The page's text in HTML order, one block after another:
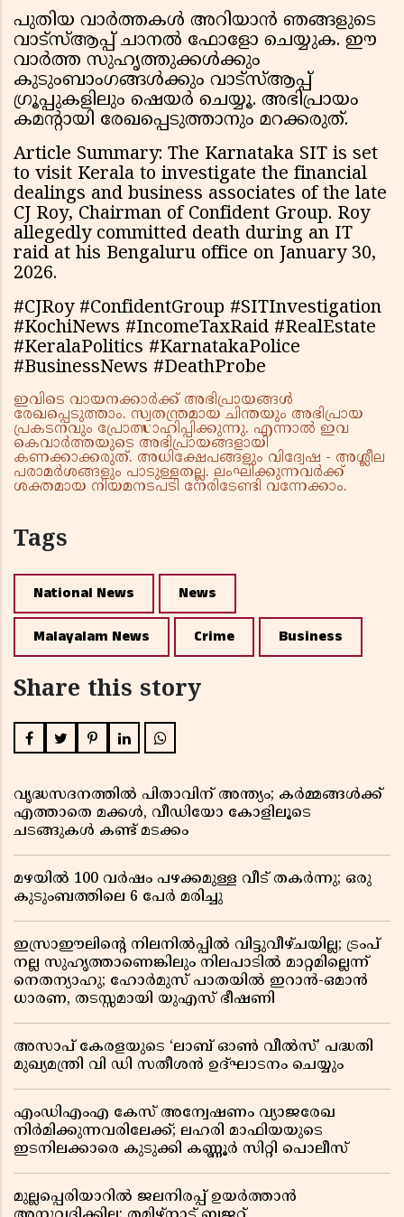
പുതിയ വാർത്തകൾ അറിയാൻ ഞങ്ങളുടെ
വാട്സ്ആപ്പ് ചാനൽ ഫോളോ ചെയ്യുക. ഈ
വാർത്ത സുഹൃത്തുക്കൾക്കും
കുടുംബാംഗങ്ങൾക്കും വാട്സ്ആപ്പ്
ഗ്രൂപ്പുകളിലും ഷെയർ ചെയ്യൂ. അഭിപ്രായം
കമന്റായി രേഖപ്പെടുത്താനും മറക്കരുത്.
Article Summary: The Karnataka SIT is set
to visit Kerala to investigate the financial
dealings and business associates of the late
CJ Roy, Chairman of Confident Group. Roy
allegedly committed death during an IT
raid at his Bengaluru office on January 30,
2026.
#CJRoy #ConfidentGroup #SITInvestigation
#KochiNews #IncomeTaxRaid #RealEstate
#KeralaPolitics #KarnatakaPolice
#BusinessNews #DeathProbe
ഇവിടെ വായനക്കാർക്ക് അഭിപ്രായങ്ങൾ
രേഖപ്പെടുത്താം. സ്വതന്ത്രമായ ചിന്തയും അഭിപ്രായ
പ്രകടനവും പ്രോത്സാഹിപ്പിക്കുന്നു. എന്നാൽ ഇവ
കെവാർത്തയുടെ അഭിപ്രായങ്ങളായി
കണക്കാക്കരുത്. അധിക്ഷേപങ്ങളും വിദ്വേഷ - അശ്ലീല
പരാമർശങ്ങളും പാടുള്ളതല്ല. ലംഘിക്കുന്നവർക്ക്
ശക്തമായ നിയമനടപടി നേരിടേണ്ടി വന്നേക്കാം.
Tags
National News News
Malayalam News Crime Business
Share this story
വൃദ്ധസദനത്തിൽ പിതാവിന് അന്ത്യം; കർമ്മങ്ങൾക്ക്
എത്താതെ മക്കൾ, വീഡിയോ കോളിലൂടെ
ചടങ്ങുകൾ കണ്ട് മടക്കം
മഴയിൽ 100 വർഷം പഴക്കമുള്ള വീട് തകർന്നു; ഒരു
കുടുംബത്തിലെ 6 പേർ മരിച്ചു
ഇസ്രാഈലിന്റെ നിലനിൽപ്പിൽ വിട്ടുവീഴ്ചയില്ല; ട്രംപ്
നല്ല സുഹൃത്താണെങ്കിലും നിലപാടിൽ മാറ്റമില്ലെന്ന്
നെതന്യാഹു; ഹോർമുസ് പാതയിൽ ഇറാൻ-ഒമാൻ
ധാരണ, തടസ്സമായി യുഎസ് ഭീഷണി
അസാപ് കേരളയുടെ ‘ലാബ് ഓൺ വീൽസ്’ പദ്ധതി
മുഖ്യമന്ത്രി വി ഡി സതീശൻ ഉദ്ഘാടനം ചെയ്യും
എംഡിഎംഎ കേസ് അന്വേഷണം വ്യാജരേഖ
നിർമിക്കുന്നവരിലേക്ക്; ലഹരി മാഫിയയുടെ
ഇടനിലക്കാരെ കുടുക്കി കണ്ണൂർ സിറ്റി പൊലീസ്
മുല്ലപ്പെരിയാറിൽ ജലനിരപ്പ് ഉയർത്താൻ